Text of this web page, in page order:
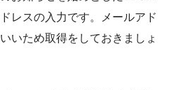
レスの入力です。メールアド
いため取得をしておきましょ